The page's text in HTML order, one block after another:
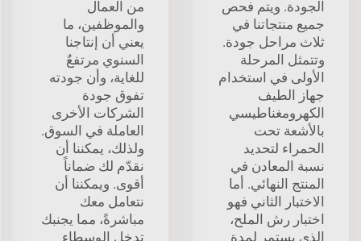
الجودة. ويتم فحص
جميع منتجاتنا في
ثلاث مراحل جودة.
وتتمثل المرحلة
الأولى في استخدام
جهاز الطيف
الكهرومغناطيسي
بالأشعة تحت
الحمراء لتحديد
نسبة المعادن في
المنتج النهائي. أما
الاختبار الثاني فهو
اختبار رش الملح،
الذي يستمر لمدة
من العمال
والموظفين، ما
يعني أن إنتاجنا
السنوي مرتفعٌ
للغاية، وأن جودته
تفوق جودة
الشركات الأخرى
العاملة في السوق.
ولذلك، يمكننا أن
نقدّم لك ضماناً
أقوى. ويمكننا أن
نتعامل معك
مباشرةً، مما يجنبك
تدخل الوسطاء